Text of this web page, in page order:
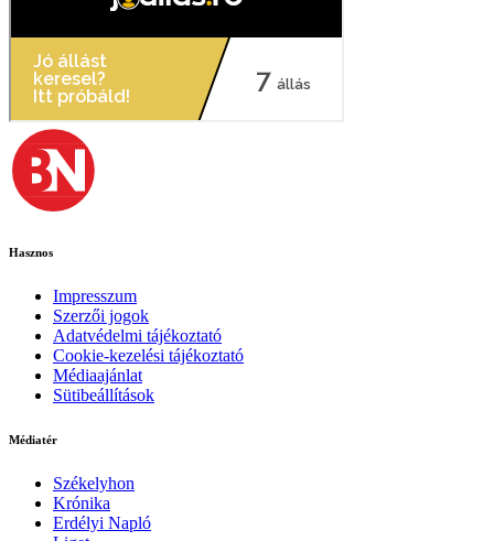
Hasznos
Impresszum
Szerzői jogok
Adatvédelmi tájékoztató
Cookie-kezelési tájékoztató
Médiaajánlat
Sütibeállítások
Médiatér
Székelyhon
Krónika
Erdélyi Napló